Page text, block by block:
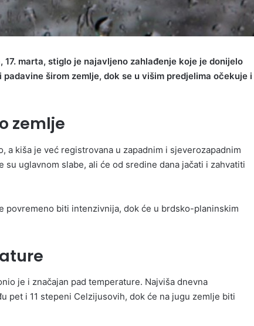
marta, stiglo je najavljeno zahlađenje koje je donijelo
širom zemlje, dok se u višim predjelima očekuje i
zemlje
a kiša je već registrovana u zapadnim i sjeverozapadnim
su uglavnom slabe, ali će od sredine dana jačati i zahvatiti
povremeno biti intenzivnija, dok će u brdsko-planinskim
je i značajan pad temperature. Najviša dnevna
pet i 11 stepeni Celzijusovih, dok će na jugu zemlje biti